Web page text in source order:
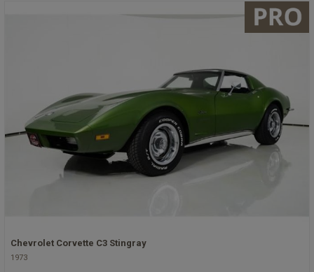
Chevrolet Corvette C3 Stingray
1973